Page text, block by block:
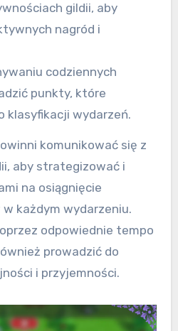
gildii, aby
nagród i
codziennych
punkty, które
klasyfikacji wydarzeń.
komunikować się z
aby strategizować i
na osiągnięcie
każdym wydarzeniu.
odpowiednie tempo
prowadzić do
i przyjemności.